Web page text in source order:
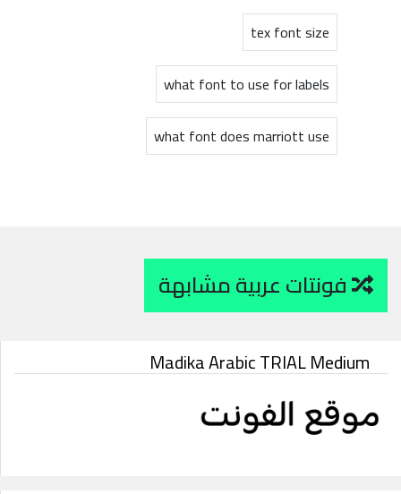
tex font size
what font to use for labels
what font does marriott use
Madika Arabic TRIAL Medium